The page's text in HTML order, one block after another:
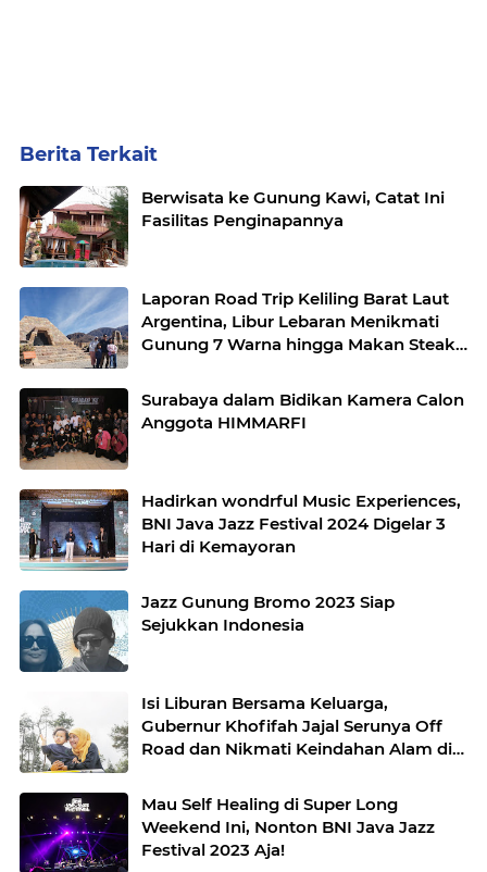
Berita Terkait
Berwisata ke Gunung Kawi, Catat Ini
Fasilitas Penginapannya
Laporan Road Trip Keliling Barat Laut
Argentina, Libur Lebaran Menikmati
Gunung 7 Warna hingga Makan Steak
Surabaya dalam Bidikan Kamera Calon
Anggota HIMMARFI
Hadirkan wondrful Music Experiences,
BNI Java Jazz Festival 2024 Digelar 3
Hari di Kemayoran
Jazz Gunung Bromo 2023 Siap
Sejukkan Indonesia
Isi Liburan Bersama Keluarga,
Gubernur Khofifah Jajal Serunya Off
Road dan Nikmati Keindahan Alam di
Mau Self Healing di Super Long
Weekend Ini, Nonton BNI Java Jazz
Festival 2023 Aja!